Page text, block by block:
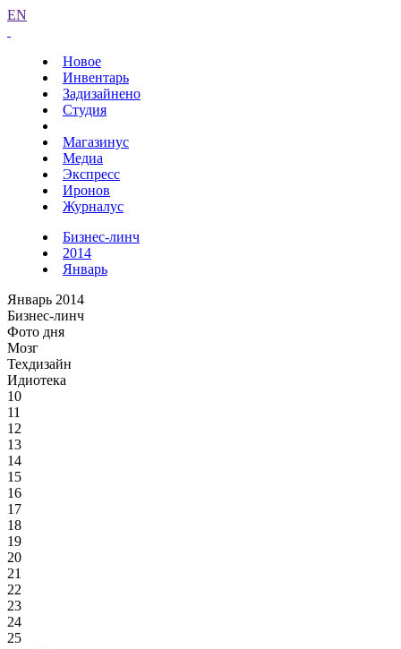
EN
Новое
Инвентарь
Задизайнено
Студия
Магазинус
Медиа
Экспресс
Иронов
Журналус
Бизнес-линч
2014
Январь
Январь 2014
Бизнес-линч
Фото дня
Мозг
Техдизайн
Идиотека
10
11
12
13
14
15
16
17
18
19
20
21
22
23
24
25